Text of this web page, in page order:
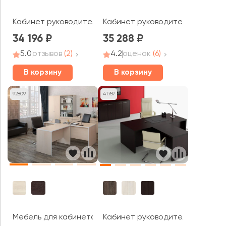
Кабинет руководителя Фёст / First
34 196
5.0отзывов (2)
В корзину
Кабинет руководителя Атлон
35 288
4.2оценок (6)
В корзину
92809
Мебель для кабинета руководителя Свифт / Swift
41759
Кабинет руководителя ТАЙМ-